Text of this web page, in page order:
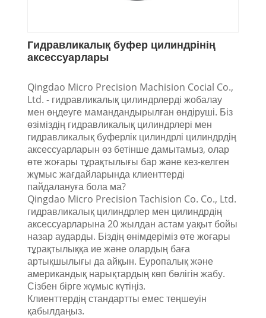
Гидравликалық буфер цилиндрінің
аксессуарлары
Qingdao Micro Precision Machision Cocial Co.,
Ltd. - гидравликалық цилиндрлерді жобалау
мен өңдеуге мамандандырылған өндіруші. Біз
өзіміздің гидравликалық цилиндрлері мен
гидравликалық буферлік цилиндрлі цилиндрдің
аксессуарларын өз бетінше дамытамыз, олар
өте жоғары тұрақтылығы бар және кез-келген
жұмыс жағдайларында клиенттерді
пайдалануға бола ма?
Qingdao Micro Precision Tachision Co. Co., Ltd.
гидравликалық цилиндрлер мен цилиндрдің
аксессуарларына 20 жылдан астам уақыт бойы
назар аударды. Біздің өнімдеріміз өте жоғары
тұрақтылыққа ие және олардың баға
артықшылығы да айқын. Еуропалық және
американдық нарықтардың көп бөлігін жабу.
Сізбен бірге жұмыс күтіңіз.
Клиенттердің стандартты емес теңшеуін
қабылдаңыз.